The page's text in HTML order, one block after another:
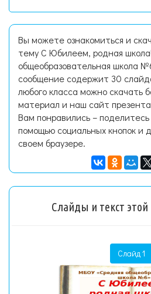
Вы можете ознакомиться и
тему С Юбилеем, родная
общеобразовательная школа
сообщение содержит 30
любого класса можно скачать
материал и наш сайт
Вам понравились –
помощью социальных кнопок и
своем браузере.
Слайды и текст
Слайд 1